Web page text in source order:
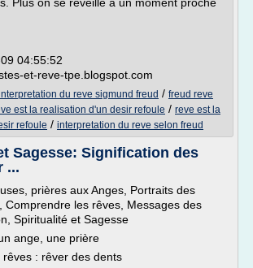
04:55:52
et-reve-tpe.blogspot.com
du reve sigmund freud / freud reve
est la realisation d'un desir refoule / reve est la
refoule / interpretation du reve selon freud
Sagesse: Signification des
...
prières aux Anges, Portraits des
Comprendre les rêves, Messages des
Spiritualité et Sagesse
ange, une prière
: rêver des dents